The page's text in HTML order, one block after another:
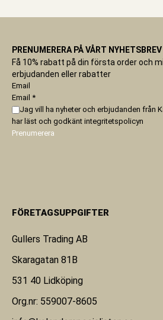
PRENUMERERA PÅ VÅRT NYHETSBREV
Få 10% rabatt på din första order och
erbjudanden eller rabatter
Email
Email *
Jag vill ha nyheter och erbjudanden från
har läst och godkänt integritetspolicyn
Prenumerera
FÖRETAGSUPPGIFTER
Gullers Trading AB
Skaragatan 81B
531 40 Lidköping
Org.nr: 559007-8605